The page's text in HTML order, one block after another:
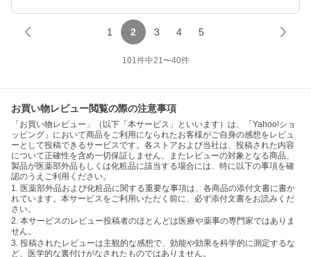
1 2 3 4 5
101件中21〜40件
お買い物レビュー閲覧の際の注意事項
「お買い物レビュー」（以下「本サービス」といいます）は、「Yahoo!ショ
ッピング」において商品をご利用になられたお客様がご自身の感想をレビュ
ーとして投稿できるサービスです。各ストアおよび当社は、投稿された内容
について正確性を含め一切保証しません。またレビューの対象となる商品、
製品が医薬部外品もしくは化粧品に該当する場合には、特に以下の事項を確
認のうえご利用ください。
1. 医薬部外品および化粧品に関する重要な事項は、各商品の添付文書に書か
れています。本サービスをご利用いただく前に、必ず添付文書をお読みくだ
さい。
2. 本サービスのレビュー投稿者のほとんどは医療や薬事の専門家ではありま
せん。
3. 投稿されたレビューは主観的な感想で、効能や効果を科学的に測定するな
ど、医学的な裏付けがなされたものではありません。